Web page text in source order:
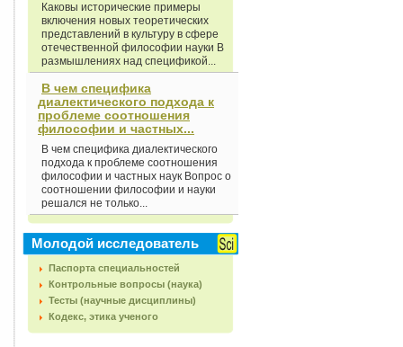
Каковы исторические примеры
включения новых теоретических
представлений в культуру в сфере
отечественной философии науки В
размышлениях над спецификой...
В чем специфика
диалектического подхода к
проблеме соотношения
философии и частных...
В чем специфика диалектического
подхода к проблеме соотношения
философии и частных наук Вопрос о
соотношении философии и науки
решался не только...
Молодой исследователь
Паспорта специальностей
Контрольные вопросы (наука)
Тесты (научные дисциплины)
Кодекс, этика ученого